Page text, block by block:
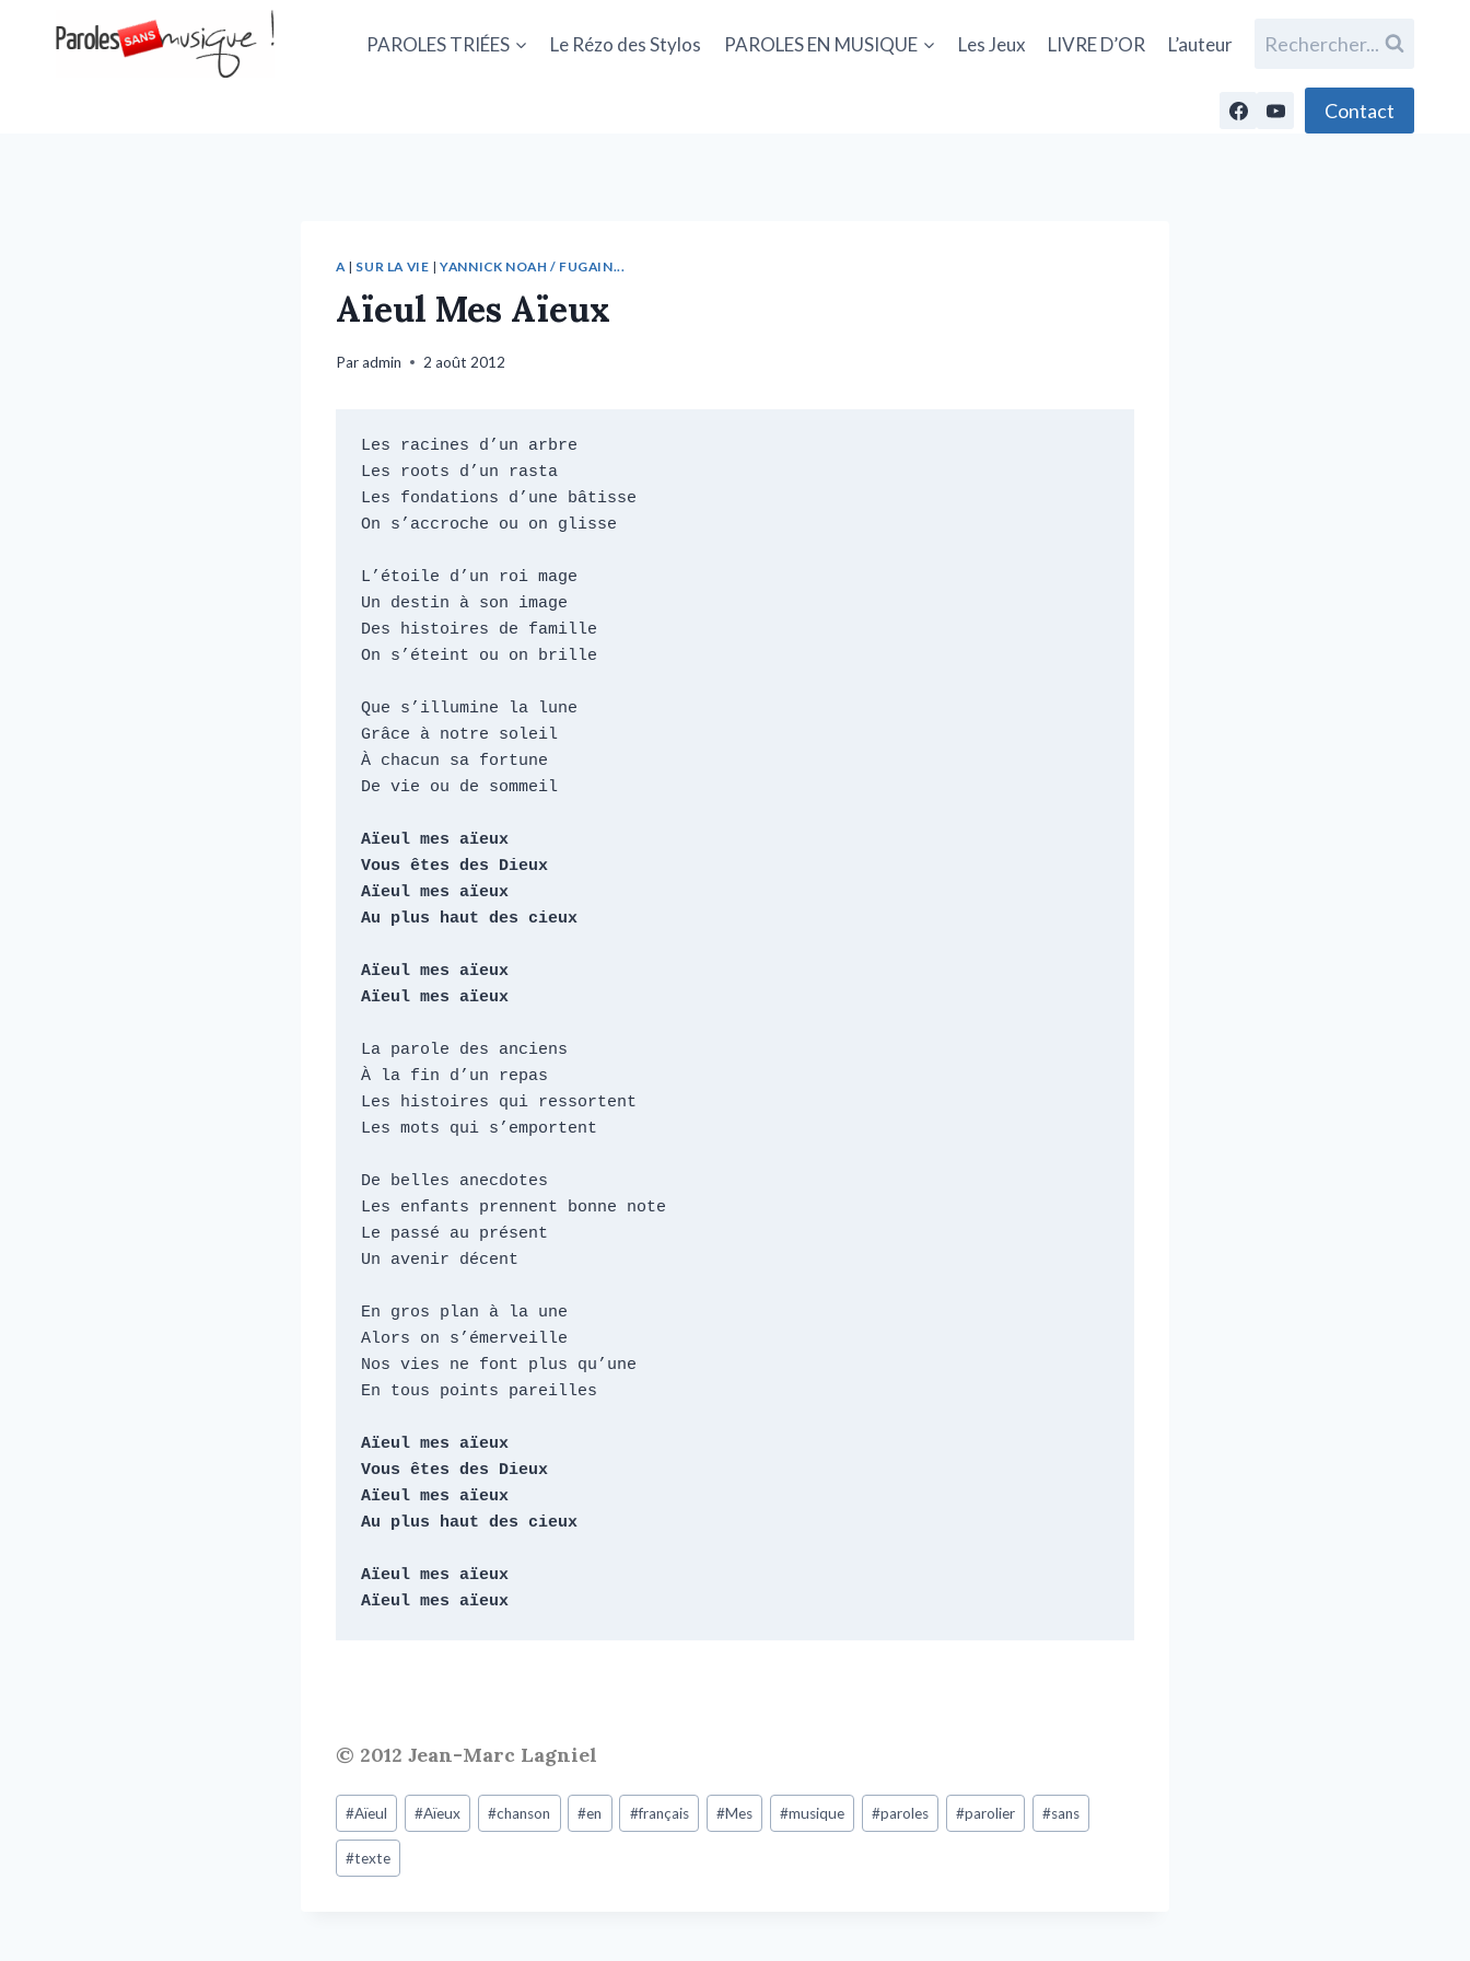
PAROLES TRIÉES Le Rézo des Stylos PAROLES EN MUSIQUE Les Jeux LIVRE D’OR L’auteur Rechercher...
Contact
A| SUR LA VIE |YANNICK NOAH / FUGAIN...
Aïeul Mes Aïeux
Paradmin 2 août 2012
Les racines d’un arbre
Les roots d’un rasta
Les fondations d’une bâtisse
On s’accroche ou on glisse
L’étoile d’un roi mage
Un destin à son image
Des histoires de famille
On s’éteint ou on brille
Que s’illumine la lune
Grâce à notre soleil
À chacun sa fortune
De vie ou de sommeil
Aïeul mes aïeux
Vous êtes des Dieux
Aïeul mes aïeux
Au plus haut des cieux
Aïeul mes aïeux
Aïeul mes aïeux
La parole des anciens
À la fin d’un repas
Les histoires qui ressortent
Les mots qui s’emportent
De belles anecdotes
Les enfants prennent bonne note
Le passé au présent
Un avenir décent
En gros plan à la une
Alors on s’émerveille
Nos vies ne font plus qu’une
En tous points pareilles
Aïeul mes aïeux
Vous êtes des Dieux
Aïeul mes aïeux
Au plus haut des cieux
Aïeul mes aïeux
Aïeul mes aïeux
© 2012 Jean-Marc Lagniel
#Aïeul #Aïeux #chanson #en #français #Mes #musique #paroles #parolier #sans
#texte